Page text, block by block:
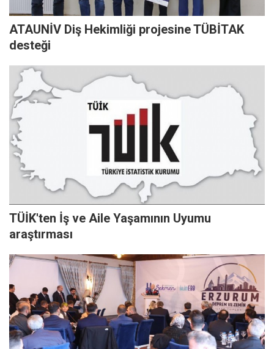
ATAUNİV Diş Hekimliği projesine TÜBİTAK
desteği
TÜİK'ten İş ve Aile Yaşamının Uyumu
araştırması